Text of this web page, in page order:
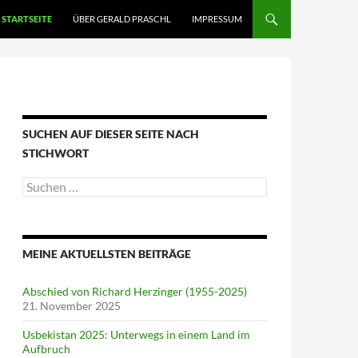
STARTSEITE ÜBER GERALD PRASCHL IMPRESSUM
SUCHEN AUF DIESER SEITE NACH
STICHWORT
Suche
nach:
MEINE AKTUELLSTEN BEITRÄGE
Abschied von Richard Herzinger (1955-2025)
21. November 2025
Usbekistan 2025: Unterwegs in einem Land im
Aufbruch